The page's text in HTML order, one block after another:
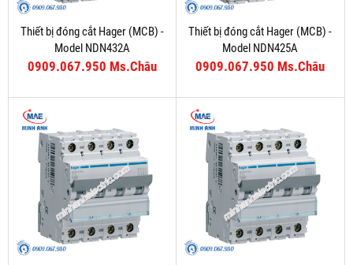
Thiết bị đóng cắt Hager (MCB) -
Model NDN432A
0909.067.950 Ms.Châu
Thiết bị đóng cắt Hager (MCB) -
Model NDN425A
0909.067.950 Ms.Châu